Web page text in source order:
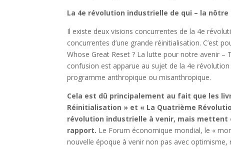
La 4e révolution industrielle de qui – la nôtre
Il existe deux visions concurrentes de la 4e
concurrentes d’une grande réinitialisation. C’est
Whose Great Reset ? La lutte pour notre avenir –
confusion est apparue au sujet de la 4e révolution
programme anthropique ou misanthropique.
Cela est dû principalement au fait que les
Réinitialisation » et « La Quatrième
révolution industrielle à venir, mais
rapport. Le Forum économique mondial, le «
nouvelle époque à venir non pas avec optimisme,